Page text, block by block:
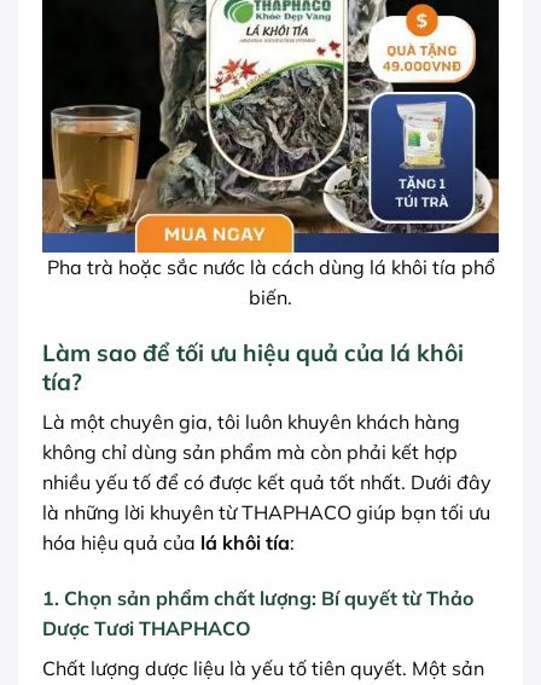
Pha trà hoặc sắc nước là cách dùng lá khôi tía phổ
biến.
Làm sao để tối ưu hiệu quả của lá khôi
tía?
Là một chuyên gia, tôi luôn khuyên khách hàng
không chỉ dùng sản phẩm mà còn phải kết hợp
nhiều yếu tố để có được kết quả tốt nhất. Dưới đây
là những lời khuyên từ THAPHACO giúp bạn tối ưu
hóa hiệu quả của lá khôi tía:
1. Chọn sản phẩm chất lượng: Bí quyết từ Thảo
Dược Tươi THAPHACO
Chất lượng dược liệu là yếu tố tiên quyết. Một sản